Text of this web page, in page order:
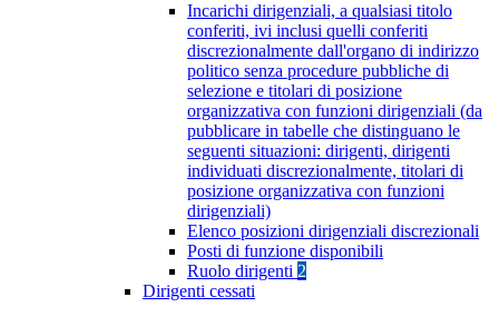
Incarichi dirigenziali, a qualsiasi titolo
conferiti, ivi inclusi quelli conferiti
discrezionalmente dall'organo di indirizzo
politico senza procedure pubbliche di
selezione e titolari di posizione
organizzativa con funzioni dirigenziali (da
pubblicare in tabelle che distinguano le
seguenti situazioni: dirigenti, dirigenti
individuati discrezionalmente, titolari di
posizione organizzativa con funzioni
dirigenziali)
Elenco posizioni dirigenziali discrezionali
Posti di funzione disponibili
Ruolo dirigenti 2
Dirigenti cessati